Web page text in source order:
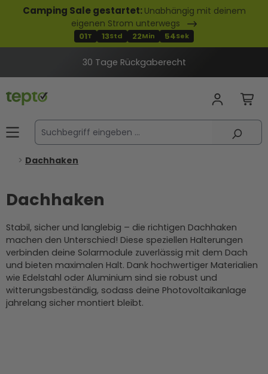
springen
Camping Sale gestartet: Unabhängig mit deinem
eigenen Strom unterwegs
01T 13Std 22Min 53Sek
30 Tage Rückgaberecht
Dachhaken
Dachhaken
Stabil, sicher und langlebig – die richtigen Dachhaken
machen den Unterschied! Diese speziellen Halterungen
verbinden deine Solarmodule zuverlässig mit dem Dach
und bieten maximalen Halt. Dank hochwertiger Materialien
wie Edelstahl oder Aluminium sind sie robust und
witterungsbeständig, sodass deine Photovoltaikanlage
jahrelang sicher montiert bleibt.